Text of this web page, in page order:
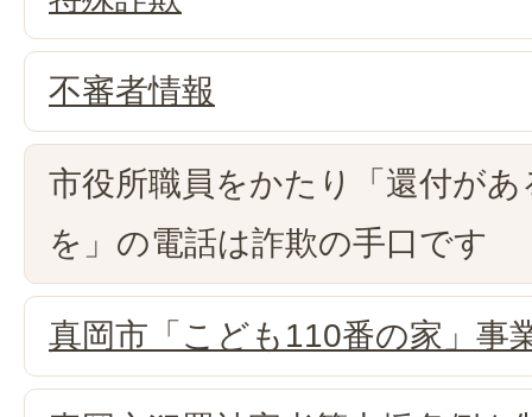
不審者情報
市役所職員をかたり「還付が
を」の電話は詐欺の手口です
真岡市「こども110番の家」事